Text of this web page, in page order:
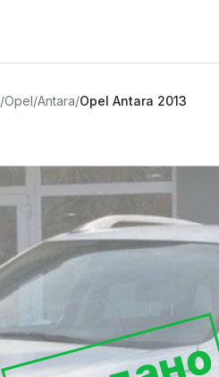
/Opel/Antara/Opel Antara 2013